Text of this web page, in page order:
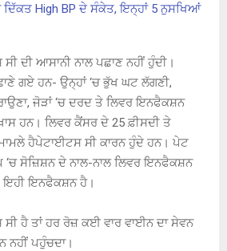
ਦਿੱਕਤ High BP ਦੇ ਸੰਕੇਤ, ਇਨ੍ਹਾਂ 5 ਨੁਸਖਿਆਂ
ਦੀ ਆਸਾਨੀ ਨਾਲ ਪਛਾਣ ਨਹੀਂ ਹੁੰਦੀ।
ਗਏ ਹਨ- ਉਨ੍ਹਾਂ ‘ਚ ਭੁੱਖ ਘਟ ਲੱਗਣੀ,
ਜੋੜਾਂ ‘ਚ ਦਰਦ ਤੇ ਲਿਵਰ ਇਨਫੈਕਸ਼ਨ
ਹਨ। ਲਿਵਰ ਕੈਂਸਰ ਦੇ 25 ਫ਼ੀਸਦੀ ਤੇ
ਹੈਪੇਟਾਈਟਸ ਸੀ ਕਾਰਨ ਹੁੰਦੇ ਹਨ। ਪੇਟ
ਸੋਜ਼ਿਸ਼ਨ ਦੇ ਨਾਲ-ਨਾਲ ਲਿਵਰ ਇਨਫੈਕਸ਼ਨ
ਇਹੀ ਇਨਫੈਕਸ਼ਨ ਹੈ।
ਹੈ ਤਾਂ ਹਰ ਰੋਜ਼ ਕਈ ਵਾਰ ਵਾਈਨ ਦਾ ਸੇਵਨ
ਨਹੀਂ ਪਹੁੰਚਦਾ।